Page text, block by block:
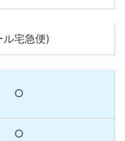
ル宅急便)
○
○